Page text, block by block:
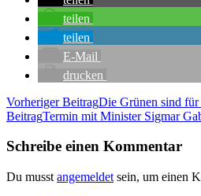
tei­len
tei­len
E‑Mail
dru­cken
Beitragsnavigation
Vorheriger BeitragDie Grü­nen sind für
BeitragTer­min mit Minis­ter Sig­mar
Schreibe einen Kommentar
Du musst angemeldet sein, um einen